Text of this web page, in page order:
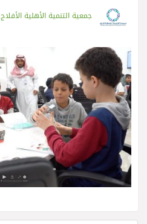
جمعية التنمية الأهلية الأفلاج